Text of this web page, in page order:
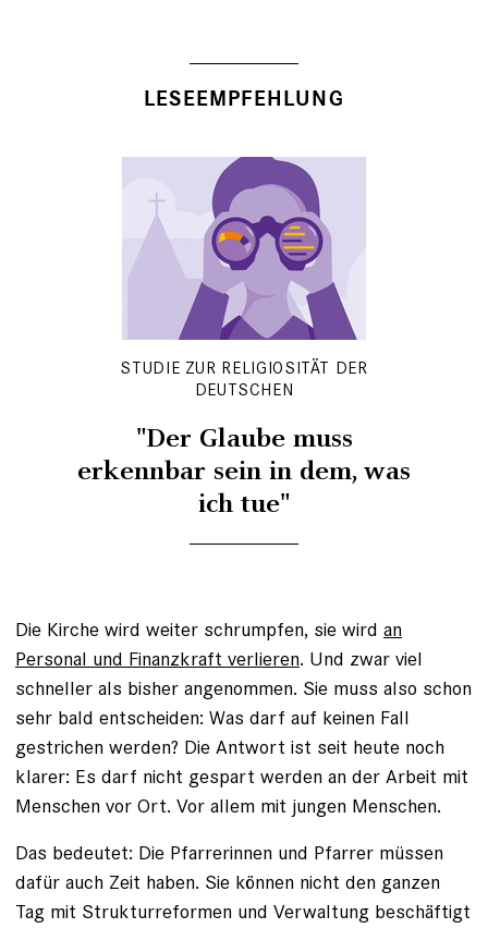
LESEEMPFEHLUNG
STUDIE ZUR RELIGIOSITÄT DER
DEUTSCHEN
"Der Glaube muss
erkennbar sein in dem, was
ich tue"
Die Kirche wird weiter schrumpfen, sie wird an
Personal und Finanzkraft verlieren. Und zwar viel
schneller als bisher angenommen. Sie muss also schon
sehr bald entscheiden: Was darf auf keinen Fall
gestrichen werden? Die Antwort ist seit heute noch
klarer: Es darf nicht gespart werden an der Arbeit mit
Menschen vor Ort. Vor allem mit jungen Menschen.
Das bedeutet: Die Pfarrerinnen und Pfarrer müssen
dafür auch Zeit haben. Sie können nicht den ganzen
Tag mit Strukturreformen und Verwaltung beschäftigt